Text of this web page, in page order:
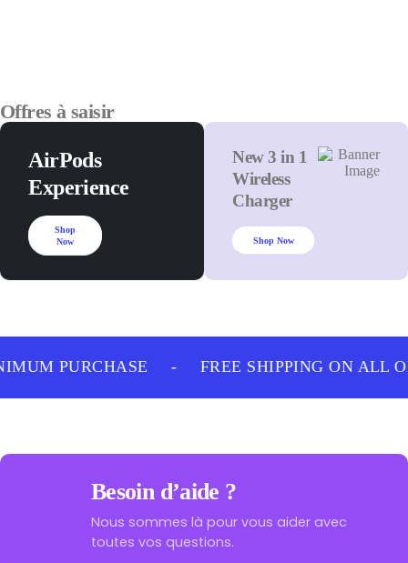
Offres à saisir
AirPods
Experience
Shop
Now
New 3 in 1
Wireless
Charger
Shop Now
PURCHASE - FREE SHIPPING ON ALL
Besoin d’aide ?
Nous sommes là pour vous aider avec
toutes vos questions.